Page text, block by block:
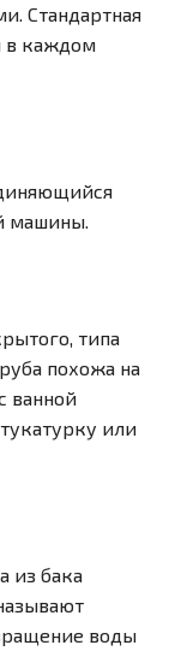
Стандартная
в каждом
машины.
типа
похожа на
ванной
или
из бака
воды